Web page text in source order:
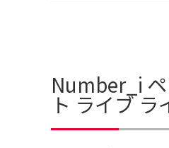
Number_i
ト ライブ